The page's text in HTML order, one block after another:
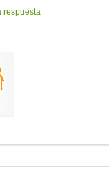
respuesta